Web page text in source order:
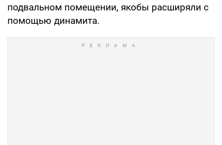
подвальном помещении, якобы расширяли с
помощью динамита.